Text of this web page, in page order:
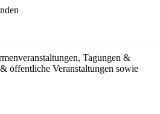
Tagungen &
öffentliche Veranstaltungen sowie